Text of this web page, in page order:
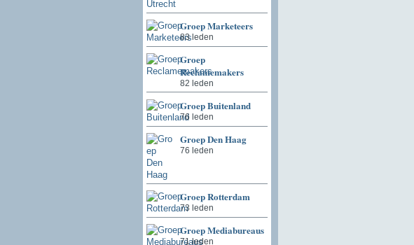
Groep Marketeers
83 leden
Groep
Reclamemakers
82 leden
Groep Buitenland
76 leden
Groep Den Haag
76 leden
Groep Rotterdam
73 leden
Groep Mediabureaus
71 leden